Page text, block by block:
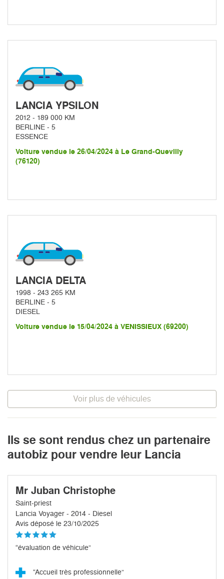
LANCIA YPSILON
2012 - 189 000 KM
BERLINE - 5
ESSENCE
Voiture vendue le 26/04/2024 à Le Grand-Quevilly
(76120)
LANCIA DELTA
1998 - 243 265 KM
BERLINE - 5
DIESEL
Voiture vendue le 15/04/2024 à VENISSIEUX (69200)
Voir plus de véhicules
Ils se sont rendus chez un partenaire
autobiz pour vendre leur Lancia
Mr Juban Christophe
Saint-priest
Lancia Voyager - 2014 - Diesel
Avis déposé le 23/10/2025
“évaluation de véhicule”
“Accueil très professionnelle”